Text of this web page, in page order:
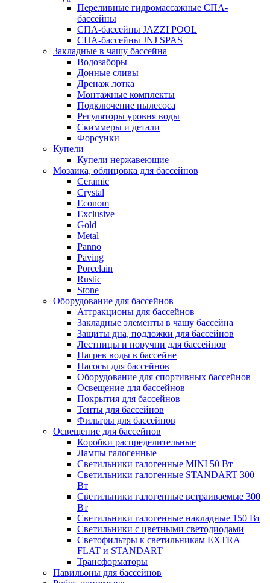
Переливные гидромассажные СПА-
бассейны
СПА-бассейны JAZZI POOL
СПА-бассейны JNJ SPAS
Закладные в чашу бассейна
Водозаборы
Донные сливы
Дренаж лотка
Монтажные комплекты
Подключение пылесоса
Регуляторы уровня воды
Скиммеры и детали
Форсунки
Купели
Купели нержавеющие
Мозаика, облицовка для бассейнов
Ceramic
Crystal
Econom
Exclusive
Gold
Metal
Panno
Paving
Porcelain
Rustic
Stone
Оборудование для бассейнов
Аттракционы для бассейнов
Закладные элементы в чашу бассейна
Защиты дна, подложки для бассейнов
Лестницы и поручни для бассейнов
Нагрев воды в бассейне
Насосы для бассейнов
Оборудование для спортивных бассейнов
Освещение для бассейнов
Покрытия для бассейнов
Тенты для бассейнов
Фильтры для бассейнов
Освещение для бассейнов
Коробки распределительные
Лампы галогенные
Светильники галогенные MINI 50 Вт
Светильники галогенные STANDART 300
Вт
Светильники галогенные встраиваемые 300
Вт
Светильники галогенные накладные 150 Вт
Светильники с цветными светодиодами
Светофильтры к светильникам EXTRA
FLAT и STANDART
Трансформаторы
Павильоны для бассейнов